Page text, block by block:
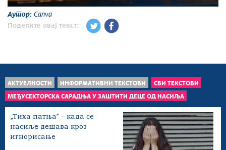
Аутор: Canva
Поделите овај текст:
АКТУЕЛНОСТИ ИНФОРМАТИВНИ ТЕКСТОВИ СВИ ТЕКСТОВИ
МЕЂУСЕКТОРСКА САРАДЊА У ЗАШТИТИ ДЕЦЕ ОД НАСИЉА
„Тиха патња” – када се
насиље дешава кроз
игнорисање